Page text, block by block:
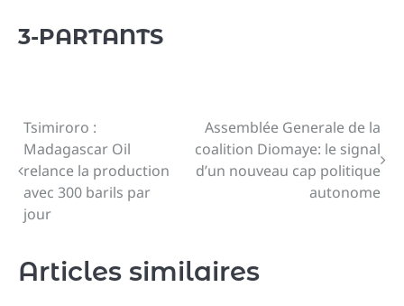
3-PARTANTS
Navigation
de
l’article
Tsimiroro :
Madagascar Oil
relance la production
avec 300 barils par
jour
Assemblée Generale de la
coalition Diomaye: le signal
d’un nouveau cap politique
autonome
Articles similaires